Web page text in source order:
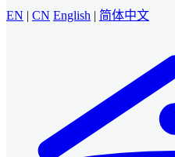
EN | CN English | 简体中文